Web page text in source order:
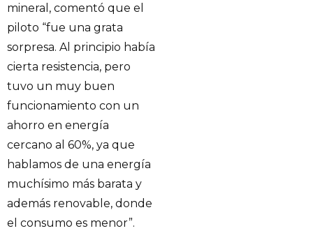
mineral, comentó que el
piloto “fue una grata
sorpresa. Al principio había
cierta resistencia, pero
tuvo un muy buen
funcionamiento con un
ahorro en energía
cercano al 60%, ya que
hablamos de una energía
muchísimo más barata y
además renovable, donde
el consumo es menor”.